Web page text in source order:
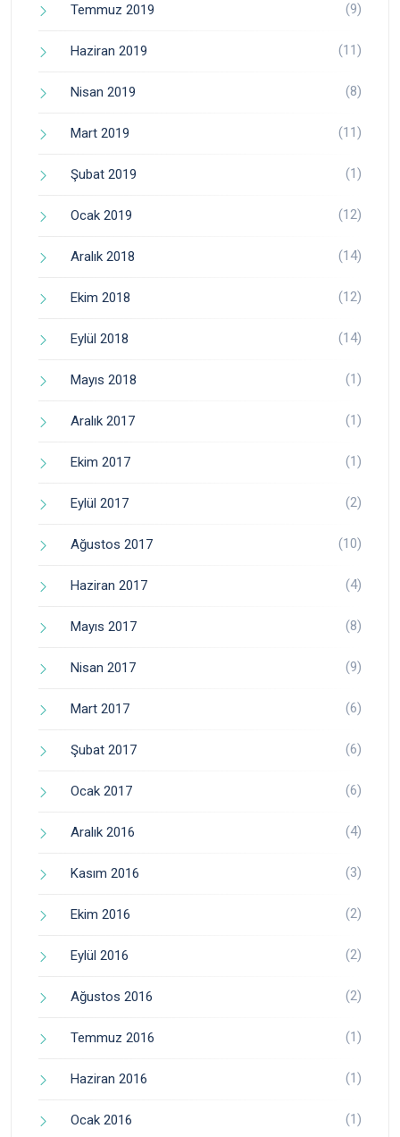
Temmuz 2019 (9)
Haziran 2019 (11)
Nisan 2019 (8)
Mart 2019 (11)
Şubat 2019 (1)
Ocak 2019 (12)
Aralık 2018 (14)
Ekim 2018 (12)
Eylül 2018 (14)
Mayıs 2018 (1)
Aralık 2017 (1)
Ekim 2017 (1)
Eylül 2017 (2)
Ağustos 2017 (10)
Haziran 2017 (4)
Mayıs 2017 (8)
Nisan 2017 (9)
Mart 2017 (6)
Şubat 2017 (6)
Ocak 2017 (6)
Aralık 2016 (4)
Kasım 2016 (3)
Ekim 2016 (2)
Eylül 2016 (2)
Ağustos 2016 (2)
Temmuz 2016 (1)
Haziran 2016 (1)
Ocak 2016 (1)